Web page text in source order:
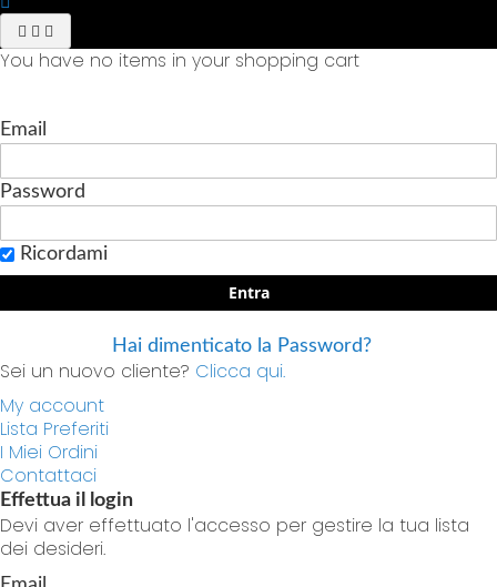
You have no items in your shopping cart
Email
Password
Ricordami
Entra
Hai dimenticato la Password?
Sei un nuovo cliente? Clicca qui.
My account
Lista Preferiti
I Miei Ordini
Contattaci
Effettua il login
Devi aver effettuato l'accesso per gestire la tua lista
dei desideri.